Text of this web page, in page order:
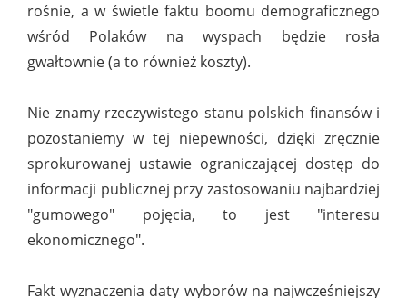
rośnie, a w świetle faktu boomu demograficznego
wśród Polaków na wyspach będzie rosła
gwałtownie (a to również koszty).
Nie znamy rzeczywistego stanu polskich finansów i
pozostaniemy w tej niepewności, dzięki zręcznie
sprokurowanej ustawie ograniczającej dostęp do
informacji publicznej przy zastosowaniu najbardziej
"gumowego" pojęcia, to jest "interesu
ekonomicznego".
Fakt wyznaczenia daty wyborów na najwcześniejszy